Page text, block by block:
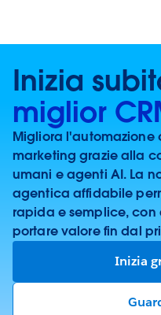
Inizia
miglior
Migliora l'automazione
marketing grazie alla
umani e agenti AI. La
agentica affidabile
rapida e semplice,
portare valore fin dal
Inizia